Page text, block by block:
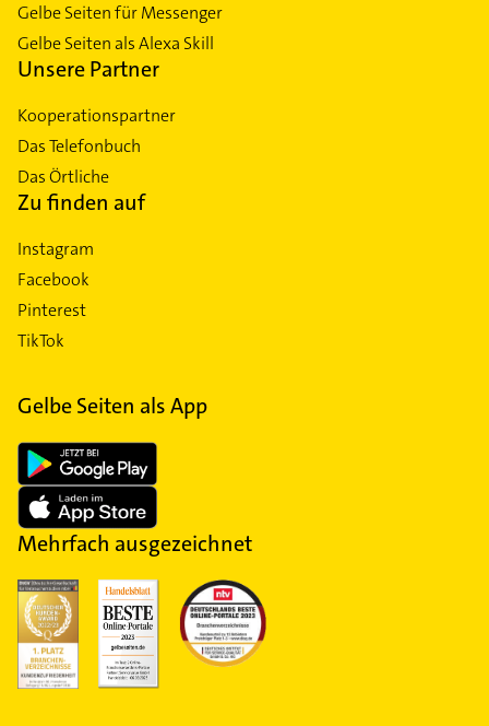
Gelbe Seiten für Messenger
Gelbe Seiten als Alexa Skill
Unsere Partner
Kooperationspartner
Das Telefonbuch
Das Örtliche
Zu finden auf
Instagram
Facebook
Pinterest
TikTok
Gelbe Seiten als App
Mehrfach ausgezeichnet